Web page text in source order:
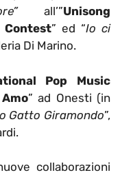
all’”Unisong
” ed “Io ci
Di Marino.
Pop Music
” ad Onesti (in
Gatto Giramondo”,
collaborazioni